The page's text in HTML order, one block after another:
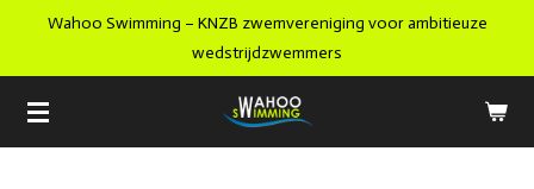
de
hoofdinhoud
Wahoo Swimming – KNZB zwemvereniging voor ambitieuze
wedstrijdzwemmers